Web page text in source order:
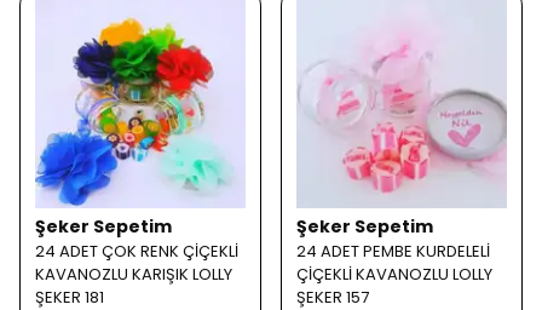
Şeker Sepetim
24 ADET ÇOK RENK ÇİÇEKLİ
KAVANOZLU KARIŞIK LOLLY
ŞEKER 181
Şeker Sepetim
24 ADET PEMBE KURDELELİ
ÇİÇEKLİ KAVANOZLU LOLLY
ŞEKER 157